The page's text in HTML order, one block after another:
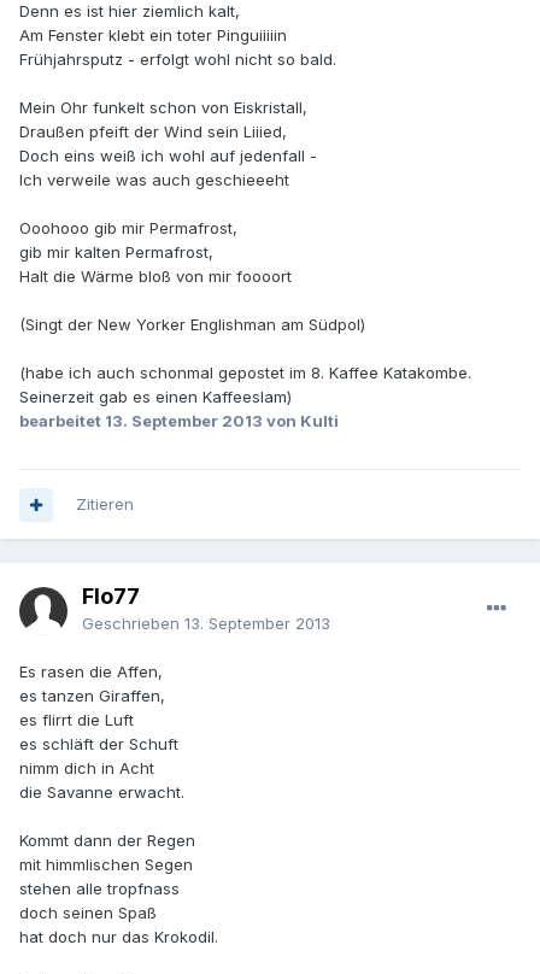
Denn es ist hier ziemlich kalt,
Am Fenster klebt ein toter Pinguiiiiin
Frühjahrsputz - erfolgt wohl nicht so bald.
Mein Ohr funkelt schon von Eiskristall,
Draußen pfeift der Wind sein Liiied,
Doch eins weiß ich wohl auf jedenfall -
Ich verweile was auch geschieeeht
Ooohooo gib mir Permafrost,
gib mir kalten Permafrost,
Halt die Wärme bloß von mir foooort
(Singt der New Yorker Englishman am Südpol)
(habe ich auch schonmal gepostet im 8. Kaffee Katakombe.
Seinerzeit gab es einen Kaffeeslam)
bearbeitet 13. September 2013 von Kulti
Zitieren
Flo77
Geschrieben 13. September 2013
Es rasen die Affen,
es tanzen Giraffen,
es flirrt die Luft
es schläft der Schuft
nimm dich in Acht
die Savanne erwacht.
Kommt dann der Regen
mit himmlischen Segen
stehen alle tropfnass
doch seinen Spaß
hat doch nur das Krokodil.